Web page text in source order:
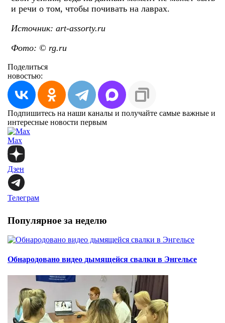
и речи о том, чтобы почивать на лаврах.
Источник: art-assorty.ru
Фото: © rg.ru
Поделиться
новостью:
Подпишитесь на наши каналы и получайте самые важные и
интересные новости первым
Max
Дзен
Телеграм
Популярное за неделю
Обнародовано видео дымящейся свалки в Энгельсе